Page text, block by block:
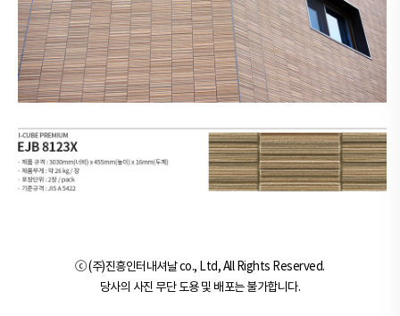
ⓒ (주)진흥인터내셔날 co., Ltd, All Rights Reserved.
당사의 사진 무단 도용 및 배포는 불가합니다.